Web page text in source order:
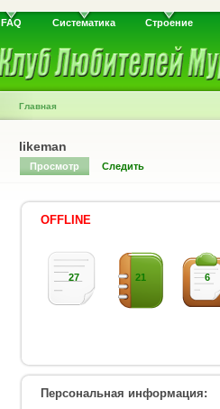
FAQ Систематика Строение
Главная
likeman
Просмотр Следить
OFFLINE
27 21 6
Персональная информация: